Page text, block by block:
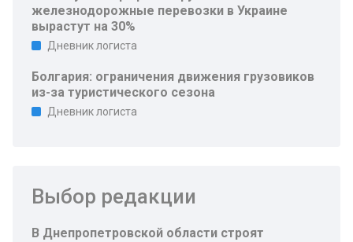
железнодорожные перевозки в Украине
вырастут на 30%
Дневник логиста
Болгария: ограничения движения грузовиков
из-за туристического сезона
Дневник логиста
Выбор редакции
В Днепропетровской области строят